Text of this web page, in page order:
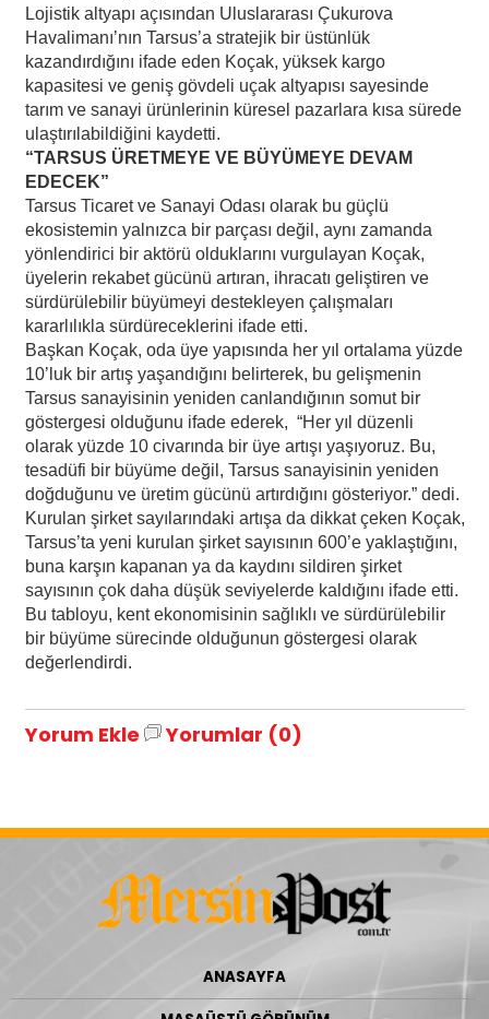
Lojistik altyapı açısından Uluslararası Çukurova
Havalimanı’nın Tarsus’a stratejik bir üstünlük
kazandırdığını ifade eden Koçak, yüksek kargo
kapasitesi ve geniş gövdeli uçak altyapısı sayesinde
tarım ve sanayi ürünlerinin küresel pazarlara kısa sürede
ulaştırılabildiğini kaydetti.
“TARSUS ÜRETMEYE VE BÜYÜMEYE DEVAM
EDECEK”
Tarsus Ticaret ve Sanayi Odası olarak bu güçlü
ekosistemin yalnızca bir parçası değil, aynı zamanda
yönlendirici bir aktörü olduklarını vurgulayan Koçak,
üyelerin rekabet gücünü artıran, ihracatı geliştiren ve
sürdürülebilir büyümeyi destekleyen çalışmaları
kararlılıkla sürdüreceklerini ifade etti.
Başkan Koçak, oda üye yapısında her yıl ortalama yüzde
10’luk bir artış yaşandığını belirterek, bu gelişmenin
Tarsus sanayisinin yeniden canlandığının somut bir
göstergesi olduğunu ifade ederek, “Her yıl düzenli
olarak yüzde 10 civarında bir üye artışı yaşıyoruz. Bu,
tesadüfi bir büyüme değil, Tarsus sanayisinin yeniden
doğduğunu ve üretim gücünü artırdığını gösteriyor.” dedi.
Kurulan şirket sayılarındaki artışa da dikkat çeken Koçak,
Tarsus’ta yeni kurulan şirket sayısının 600’e yaklaştığını,
buna karşın kapanan ya da kaydını sildiren şirket
sayısının çok daha düşük seviyelerde kaldığını ifade etti.
Bu tabloyu, kent ekonomisinin sağlıklı ve sürdürülebilir
bir büyüme sürecinde olduğunun göstergesi olarak
değerlendirdi.
Yorum Ekle Yorumlar (0)
ANASAYFA